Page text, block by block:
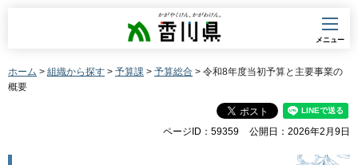
香川県
メニュー
ホーム > 組織から探す > 予算課 > 予算総合 > 令和8年度当初予算と主要事業の
概要
ページID：59359 公開日：2026年2月9日